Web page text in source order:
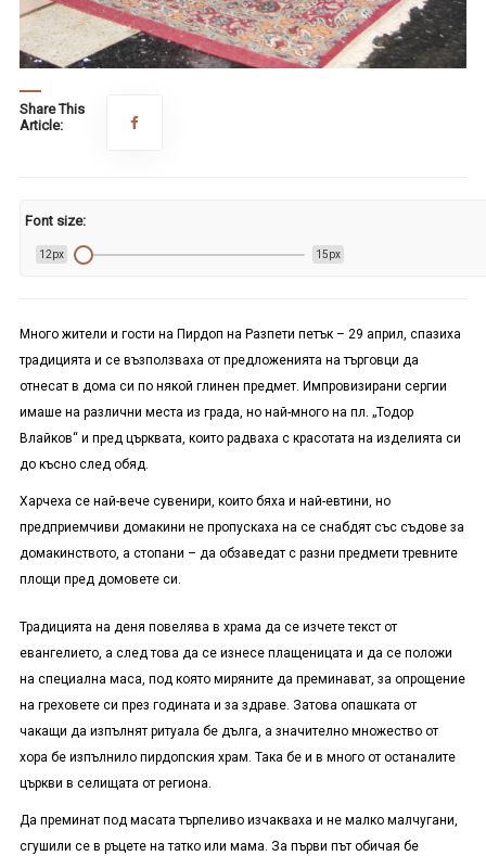
Share This
Article:
Font size:
12px 15px
Много жители и гости на Пирдоп на Разпети петък – 29 април, спазиха
традицията и се възползваха от предложенията на търговци да
отнесат в дома си по някой глинен предмет. Импровизирани сергии
имаше на различни места из града, но най-много на пл. „Тодор
Влайков“ и пред църквата, които радваха с красотата на изделията си
до късно след обяд.
Харчеха се най-вече сувенири, които бяха и най-евтини, но
предприемчиви домакини не пропускаха на се снабдят със съдове за
домакинството, а стопани – да обзаведат с разни предмети тревните
площи пред домовете си.
Традицията на деня повелява в храма да се изчете текст от
евангелието, а след това да се изнесе плащеницата и да се положи
на специална маса, под която миряните да преминават, за опрощение
на греховете си през годината и за здраве. Затова опашката от
чакащи да изпълнят ритуала бе дълга, а значително множество от
хора бе изпълнило пирдопския храм. Така бе и в много от останалите
църкви в селищата от региона.
Да преминат под масата търпеливо изчакваха и не малко малчугани,
сгушили се в ръцете на татко или мама. За първи път обичая бе